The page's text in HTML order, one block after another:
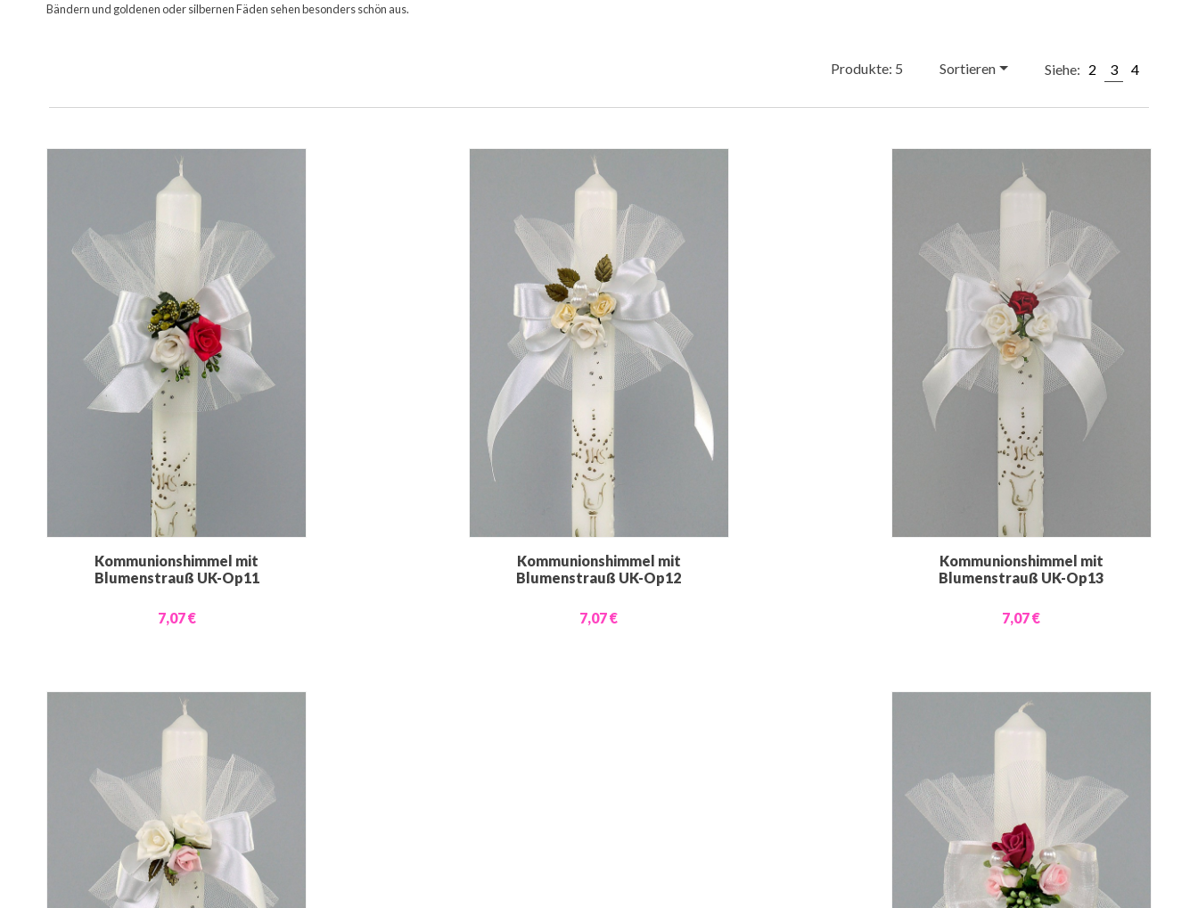
Bändern und goldenen oder silbernen Fäden sehen besonders schön aus.
Produkte: 5 Sortieren Siehe: 2 3 4
Kommunionshimmel mit
Blumenstrauß UK-Op11
7,07 €
Kommunionshimmel mit
Blumenstrauß UK-Op12
7,07 €
Kommunionshimmel mit
Blumenstrauß UK-Op13
7,07 €